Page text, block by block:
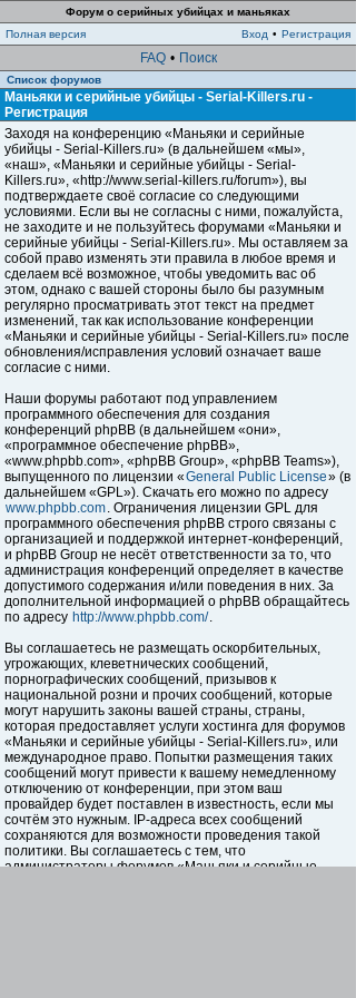
Форум о серийных убийцах и маньяках
Полная версия
Вход • Регистрация
FAQ • Поиск
Список форумов
Маньяки и серийные убийцы - Serial-Killers.ru -
Регистрация
Заходя на конференцию «Маньяки и серийные
убийцы - Serial-Killers.ru» (в дальнейшем «мы»,
«наш», «Маньяки и серийные убийцы - Serial-
Killers.ru», «http://www.serial-killers.ru/forum»), вы
подтверждаете своё согласие со следующими
условиями. Если вы не согласны с ними, пожалуйста,
не заходите и не пользуйтесь форумами «Маньяки и
серийные убийцы - Serial-Killers.ru». Мы оставляем за
собой право изменять эти правила в любое время и
сделаем всё возможное, чтобы уведомить вас об
этом, однако с вашей стороны было бы разумным
регулярно просматривать этот текст на предмет
изменений, так как использование конференции
«Маньяки и серийные убийцы - Serial-Killers.ru» после
обновления/исправления условий означает ваше
согласие с ними.
Наши форумы работают под управлением
программного обеспечения для создания
конференций phpBB (в дальнейшем «они»,
«программное обеспечение phpBB»,
«www.phpbb.com», «phpBB Group», «phpBB Teams»),
выпущенного по лицензии «General Public License» (в
дальнейшем «GPL»). Скачать его можно по адресу
www.phpbb.com. Ограничения лицензии GPL для
программного обеспечения phpBB строго связаны с
организацией и поддержкой интернет-конференций,
и phpBB Group не несёт ответственности за то, что
администрация конференций определяет в качестве
допустимого содержания и/или поведения в них. За
дополнительной информацией о phpBB обращайтесь
по адресу http://www.phpbb.com/.
Вы соглашаетесь не размещать оскорбительных,
угрожающих, клеветнических сообщений,
порнографических сообщений, призывов к
национальной розни и прочих сообщений, которые
могут нарушить законы вашей страны, страны,
которая предоставляет услуги хостинга для форумов
«Маньяки и серийные убийцы - Serial-Killers.ru», или
международное право. Попытки размещения таких
сообщений могут привести к вашему немедленному
отключению от конференции, при этом ваш
провайдер будет поставлен в известность, если мы
сочтём это нужным. IP-адреса всех сообщений
сохраняются для возможности проведения такой
политики. Вы соглашаетесь с тем, что
администраторы форумов «Маньяки и серийные